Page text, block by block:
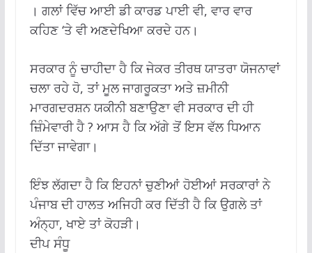
। ਗਲਾਂ ਵਿੱਚ ਆਈ ਡੀ ਕਾਰਡ ਪਾਈ ਵੀ, ਵਾਰ ਵਾਰ
ਕਹਿਣ ‘ਤੇ ਵੀ ਅਣਦੇਖਿਆ ਕਰਦੇ ਹਨ।
ਸਰਕਾਰ ਨੂੰ ਚਾਹੀਦਾ ਹੈ ਕਿ ਜੇਕਰ ਤੀਰਥ ਯਾਤਰਾ ਯੋਜਨਾਵਾਂ
ਚਲਾ ਰਹੇ ਹੋ, ਤਾਂ ਮੂਲ ਜਾਗਰੂਕਤਾ ਅਤੇ ਜ਼ਮੀਨੀ
ਮਾਰਗਦਰਸ਼ਨ ਯਕੀਨੀ ਬਣਾਉਣਾ ਵੀ ਸਰਕਾਰ ਦੀ ਹੀ
ਜ਼ਿੰਮੇਵਾਰੀ ਹੈ ? ਆਸ ਹੈ ਕਿ ਅੱਗੇ ਤੋਂ ਇਸ ਵੱਲ ਧਿਆਨ
ਦਿੱਤਾ ਜਾਵੇਗਾ।
ਇੰਝ ਲੱਗਦਾ ਹੈ ਕਿ ਇਹਨਾਂ ਚੁਣੀਆਂ ਹੋਈਆਂ ਸਰਕਾਰਾਂ ਨੇ
ਪੰਜਾਬ ਦੀ ਹਾਲਤ ਅਜਿਹੀ ਕਰ ਦਿੱਤੀ ਹੈ ਕਿ ਉਗਲੇ ਤਾਂ
ਅੰਨ੍ਹਾ, ਖਾਏ ਤਾਂ ਕੋਹੜੀ।
ਦੀਪ ਸੰਧੂ